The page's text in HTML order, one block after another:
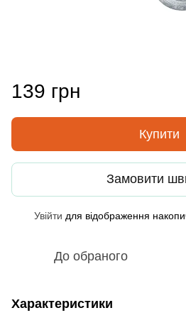
139 грн
Купити
Замовити
Увійти для відображення
До обраного
Характеристики